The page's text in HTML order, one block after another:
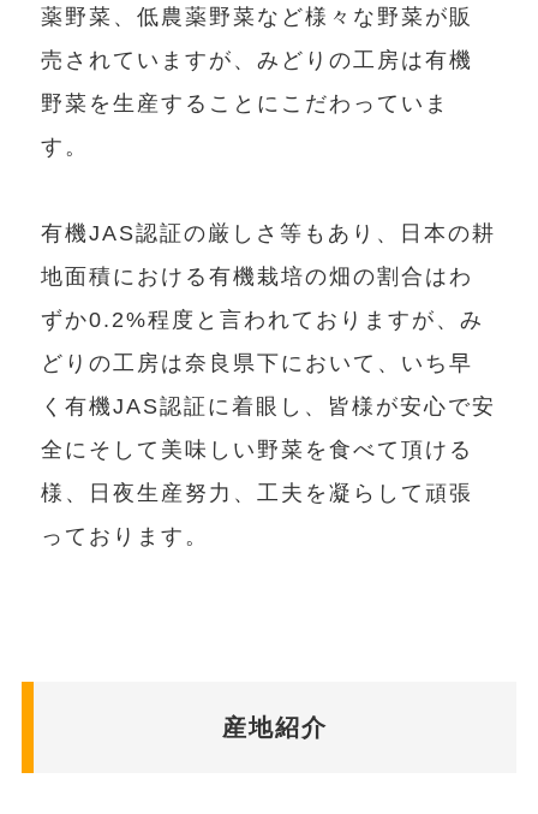
薬野菜、低農薬野菜など様々な野菜が販
売されていますが、みどりの工房は有機
野菜を生産することにこだわっていま
す。
有機JAS認証の厳しさ等もあり、日本の耕
地面積における有機栽培の畑の割合はわ
ずか0.2%程度と言われておりますが、み
どりの工房は奈良県下において、いち早
く有機JAS認証に着眼し、皆様が安心で安
全にそして美味しい野菜を食べて頂ける
様、日夜生産努力、工夫を凝らして頑張
っております。
産地紹介